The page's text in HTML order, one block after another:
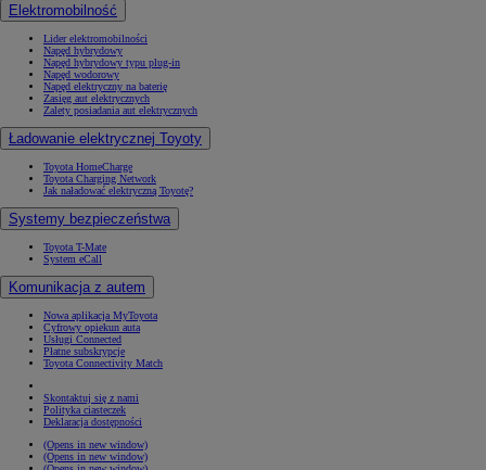
Elektromobilność
Lider elektromobilności
Napęd hybrydowy
Napęd hybrydowy typu plug-in
Napęd wodorowy
Napęd elektryczny na baterię
Zasięg aut elektrycznych
Zalety posiadania aut elektrycznych
Ładowanie elektrycznej Toyoty
Toyota HomeCharge
Toyota Charging Network
Jak naładować elektryczną Toyotę?
Systemy bezpieczeństwa
Toyota T-Mate
System eCall
Komunikacja z autem
Nowa aplikacja MyToyota
Cyfrowy opiekun auta
Usługi Connected
Płatne subskrypcje
Toyota Connectivity Match
Skontaktuj się z nami
Polityka ciasteczek
Deklaracja dostępności
(Opens in new window)
(Opens in new window)